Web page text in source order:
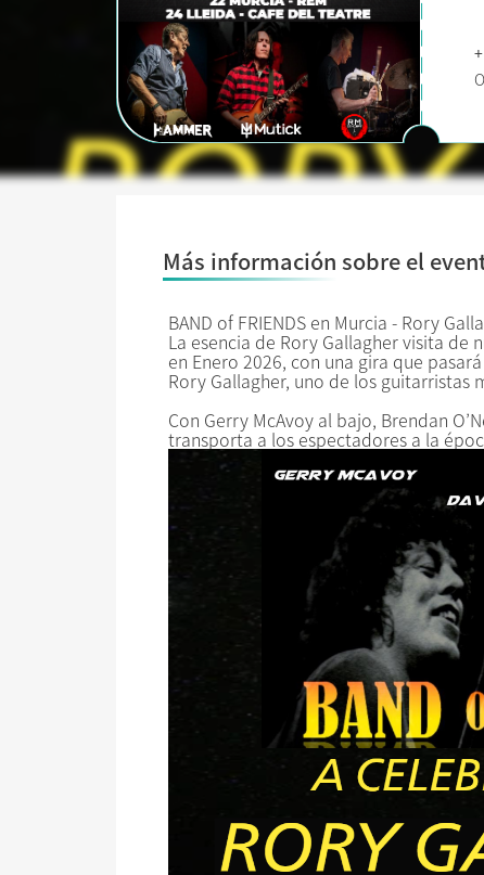
Más información sobre el
BAND of FRIENDS en Murcia - Rory
La esencia de Rory Gallagher visita​
en Enero 2026, con una gira que
Rory Gallagher, uno de los guitarristas
Con Gerry McAvoy al bajo, Brendan
transporta a los espectadores a la